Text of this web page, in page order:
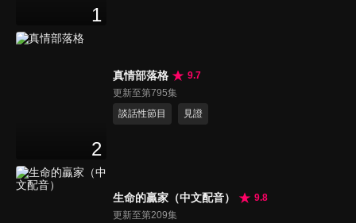
1
2
真情部落格
9.7
更新至第795集
談話性節目
見證
生命的贏家（中文配音）
9.8
更新至第209集